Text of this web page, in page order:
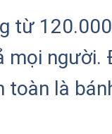
từ
mọi người.
toàn là